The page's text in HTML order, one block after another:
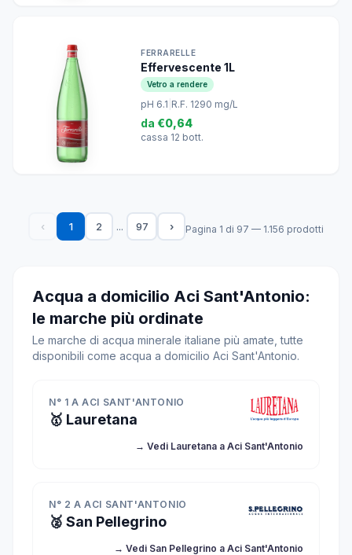
FERRARELLE
Effervescente 1L
Vetro a rendere
pH 6.1 R.F. 1290 mg/L
da €0,64
cassa 12 bott.
‹ 1 2 ... 97 › Pagina 1 di 97 — 1.156 prodotti
Acqua a domicilio Aci Sant'Antonio:
le marche più ordinate
Le marche di acqua minerale italiane più amate, tutte
disponibili come acqua a domicilio Aci Sant'Antonio.
N° 1 A ACI SANT'ANTONIO
🥇 Lauretana
→ Vedi Lauretana a Aci Sant'Antonio
N° 2 A ACI SANT'ANTONIO
🥈 San Pellegrino
→ Vedi San Pellegrino a Aci Sant'Antonio